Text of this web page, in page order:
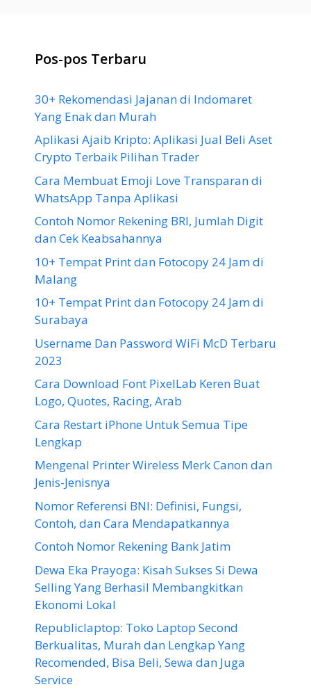
Pos-pos Terbaru
30+ Rekomendasi Jajanan di Indomaret
Yang Enak dan Murah
Aplikasi Ajaib Kripto: Aplikasi Jual Beli Aset
Crypto Terbaik Pilihan Trader
Cara Membuat Emoji Love Transparan di
WhatsApp Tanpa Aplikasi
Contoh Nomor Rekening BRI, Jumlah Digit
dan Cek Keabsahannya
10+ Tempat Print dan Fotocopy 24 Jam di
Malang
10+ Tempat Print dan Fotocopy 24 Jam di
Surabaya
Username Dan Password WiFi McD Terbaru
2023
Cara Download Font PixelLab Keren Buat
Logo, Quotes, Racing, Arab
Cara Restart iPhone Untuk Semua Tipe
Lengkap
Mengenal Printer Wireless Merk Canon dan
Jenis-Jenisnya
Nomor Referensi BNI: Definisi, Fungsi,
Contoh, dan Cara Mendapatkannya
Contoh Nomor Rekening Bank Jatim
Dewa Eka Prayoga: Kisah Sukses Si Dewa
Selling Yang Berhasil Membangkitkan
Ekonomi Lokal
Republiclaptop: Toko Laptop Second
Berkualitas, Murah dan Lengkap Yang
Recomended, Bisa Beli, Sewa dan Juga
Service